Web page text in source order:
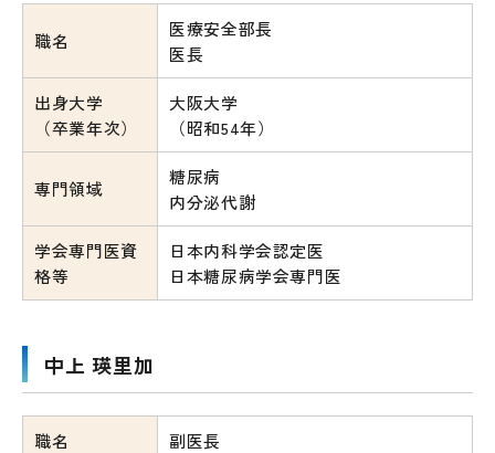
職名
医療安全部長
医長
出身大学
（卒業年次）
大阪大学
（昭和54年）
専門領域
糖尿病
内分泌代謝
学会専門医資
格等
日本内科学会認定医
日本糖尿病学会専門医
中上 瑛里加
職名 副医長